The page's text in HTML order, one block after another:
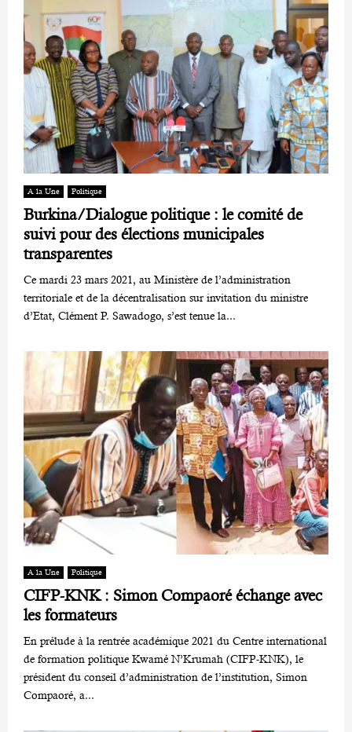
A la Une Politique
Burkina/Dialogue politique : le comité de
suivi pour des élections municipales
transparentes
Ce mardi 23 mars 2021, au Ministère de l’administration
territoriale et de la décentralisation sur invitation du ministre
d’Etat, Clément P. Sawadogo, s’est tenue la...
A la Une Politique
CIFP-KNK : Simon Compaoré échange avec
les formateurs
En prélude à la rentrée académique 2021 du Centre international
de formation politique Kwamé N’Krumah (CIFP-KNK), le
président du conseil d’administration de l’institution, Simon
Compaoré, a...